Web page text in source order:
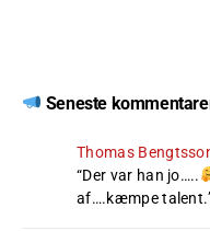
Seneste
Thomas
“Der var han jo…..
af….kæmpe talent.